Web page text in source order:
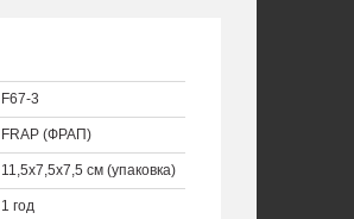
F67-3
FRAP (ФРАП)
11,5x7,5x7,5 см (упаковка)
1 год